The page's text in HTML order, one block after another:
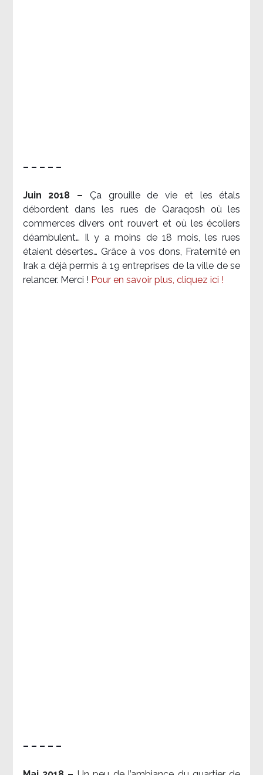
– – – – –
Juin 2018 – Ça grouille de vie et les étals
débordent dans les rues de Qaraqosh où les
commerces divers ont rouvert et où les écoliers
déambulent… Il y a moins de 18 mois, les rues
étaient désertes… Grâce à vos dons, Fraternité en
Irak a déjà permis à 19 entreprises de la ville de se
relancer. Merci ! Pour en savoir plus, cliquez ici !
– – – – –